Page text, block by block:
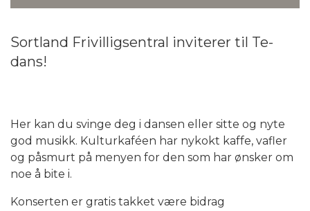
Sortland Frivilligsentral inviterer til Te-
dans!
Her kan du svinge deg i dansen eller sitte og nyte
god musikk. Kulturkaféen har nykokt kaffe, vafler
og påsmurt på menyen for den som har ønsker om
noe å bite i.
Konserten er gratis takket være bidrag